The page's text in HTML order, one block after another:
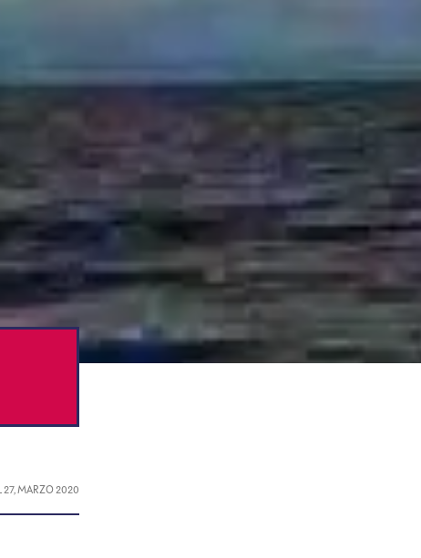
27, MARZO 2020